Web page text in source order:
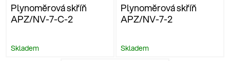
Plynoměrová skříň
APZ/NV-7-C-2
Skladem
Plynoměrová skříň
APZ/NV-7-2
Skladem